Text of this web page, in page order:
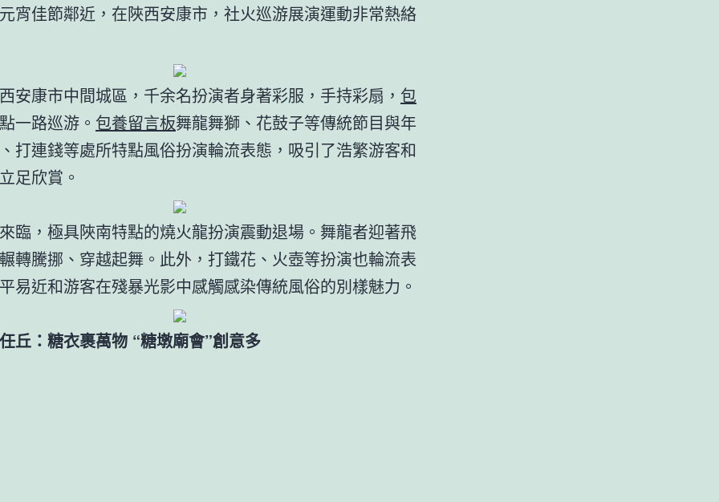
宵佳節鄰近，在陜西安康市，社火巡游展演運動非常熱絡
安康市中間城區，千余名扮演者身著彩服，手持彩扇， 包
一路巡游。 包養留言板舞龍舞獅、花鼓子等傳統節目與年
打連錢等處所特點風俗扮演輪流表態，吸引了浩繁游客和
足欣賞。
臨，極具陜南特點的燒火龍扮演震動退場。舞龍者迎著飛
轉騰挪、穿越起舞。此外，打鐵花、火壺等扮演也輪流表
易近和游客在殘暴光影中感觸感染傳統風俗的別樣魅力。
丘：糖衣裹萬物 “糖墩廟會”創意多